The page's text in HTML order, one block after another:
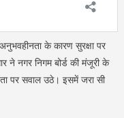
के कारण सुरक्षा पर
नगर निगम बोर्ड की मंजूरी के
पर सवाल उठे। इसमें जरा सी